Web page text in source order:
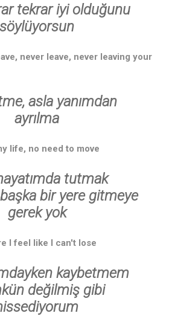
tekrar iyi olduğunu
söylüyorsun
never leave, never leaving your
asla yanımdan
ayrılma
life, no need to move
tutmak
bir yere gitmeye
gerek yok
I feel like I can't lose
kaybetmem
değilmiş gibi
🎶